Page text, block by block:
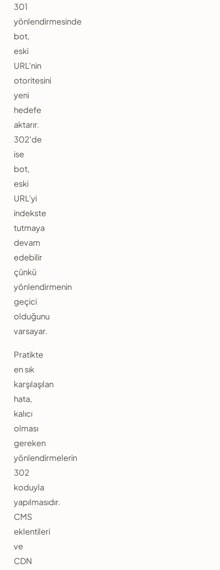
301
yönlendirmesinde
bot,
eski
URL'nin
otoritesini
yeni
hedefe
aktarır.
302'de
ise
bot,
eski
URL'yi
indekste
tutmaya
devam
edebilir
çünkü
yönlendirmenin
geçici
olduğunu
varsayar.
Pratikte
en sık
karşılaşılan
hata,
kalıcı
olması
gereken
yönlendirmelerin
302
koduyla
yapılmasıdır.
CMS
eklentileri
ve
CDN